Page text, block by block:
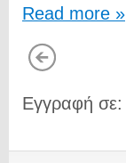
Read more »
Εγγραφή σε: